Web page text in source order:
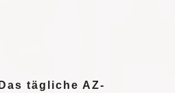
tägliche AZ-